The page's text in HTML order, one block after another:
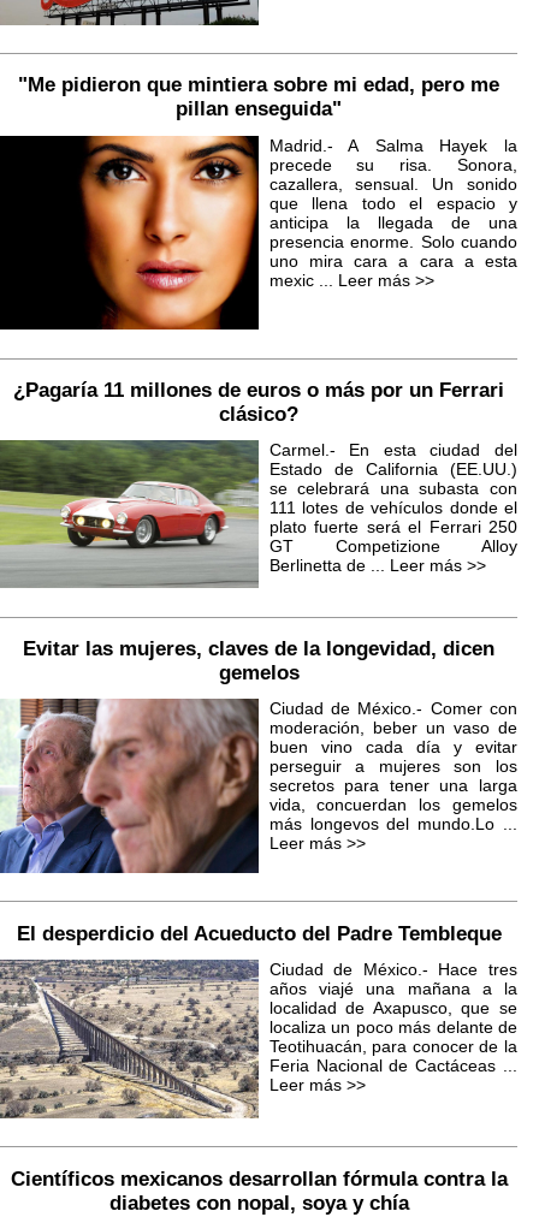
"Me pidieron que mintiera sobre mi edad, pero me
pillan enseguida"
Madrid.- A Salma Hayek la
precede su risa. Sonora,
cazallera, sensual. Un sonido
que llena todo el espacio y
anticipa la llegada de una
presencia enorme. Solo cuando
uno mira cara a cara a esta
mexic ... Leer más >>
¿Pagaría 11 millones de euros o más por un Ferrari
clásico?
Carmel.- En esta ciudad del
Estado de California (EE.UU.)
se celebrará una subasta con
111 lotes de vehículos donde el
plato fuerte será el Ferrari 250
GT Competizione Alloy
Berlinetta de ... Leer más >>
Evitar las mujeres, claves de la longevidad, dicen
gemelos
Ciudad de México.- Comer con
moderación, beber un vaso de
buen vino cada día y evitar
perseguir a mujeres son los
secretos para tener una larga
vida, concuerdan los gemelos
más longevos del mundo.Lo ...
Leer más >>
El desperdicio del Acueducto del Padre Tembleque
Ciudad de México.- Hace tres
años viajé una mañana a la
localidad de Axapusco, que se
localiza un poco más delante de
Teotihuacán, para conocer de la
Feria Nacional de Cactáceas ...
Leer más >>
Científicos mexicanos desarrollan fórmula contra la
diabetes con nopal, soya y chía